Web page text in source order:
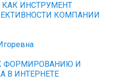
ИНСТРУМЕНТ
КОМПАНИИ
ФОРМИРОВАНИЮ И
В ИНТЕРНЕТЕ